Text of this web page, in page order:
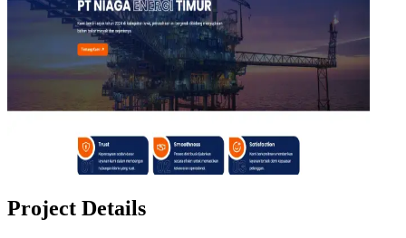
Project Details